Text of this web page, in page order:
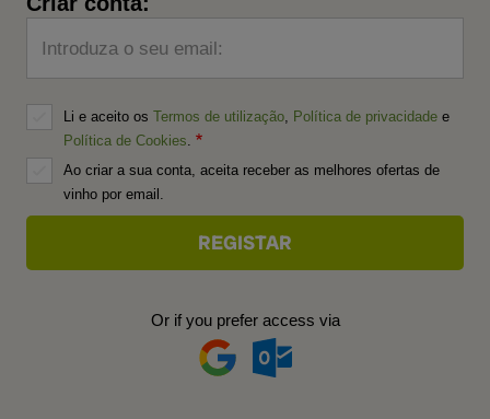
Introduza o seu email:
Li e aceito os Termos de utilização Política de privacidade e
Política de Cookies
Ao criar a sua conta, aceita receber as melhores ofertas de
vinho por email.
Or if you prefer access via